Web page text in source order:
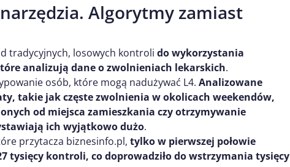
Algorytmy zamiast
tradycyjnych, losowych kontroli do wykorzystania
analizują dane o zwolnieniach lekarskich.
osób, które mogą nadużywać L4. Analizowane
takie jak częste zwolnienia w okolicach weekendów,
od miejsca zamieszkania czy otrzymywanie
ich wyjątkowo dużo.
przytacza biznesinfo.pl, tylko w pierwszej połowie
tysięcy kontroli, co doprowadziło do wstrzymania tysięcy